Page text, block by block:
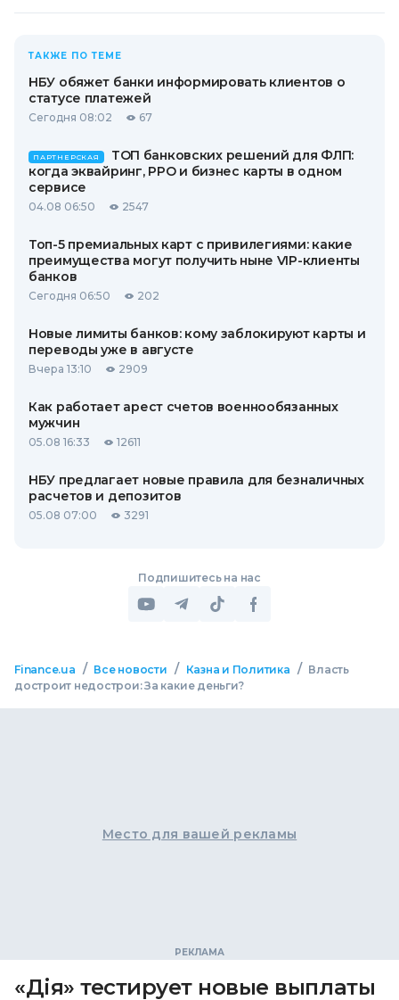
ТАКЖЕ ПО ТЕМЕ
НБУ обяжет банки информировать клиентов о
статусе платежей
Сегодня 08:02 67
ПАРТНЕРСКАЯ
ТОП банковских решений для ФЛП:
когда эквайринг, РРО и бизнес карты в одном
сервисе
04.08 06:50 2547
Топ-5 премиальных карт с привилегиями: какие
преимущества могут получить ныне VIP-клиенты
банков
Сегодня 06:50 202
Новые лимиты банков: кому заблокируют карты и
переводы уже в августе
Вчера 13:10 2909
Как работает арест счетов военнообязанных
мужчин
05.08 16:33 12611
НБУ предлагает новые правила для безналичных
расчетов и депозитов
05.08 07:00 3291
Подпишитесь на нас
Finance.ua / Все новости / Казна и Политика / Власть
достроит недострои: За какие деньги?
Место для вашей рекламы
«Дія» тестирует новые выплаты